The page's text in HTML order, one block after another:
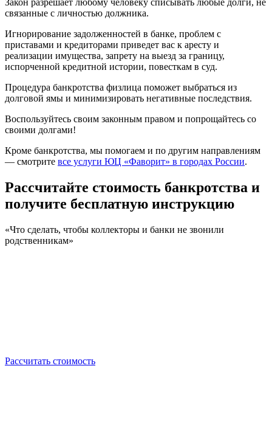
Закон разрешает любому человеку списывать любые долги, не
связанные с личностью должника.
Игнорирование задолженностей в банке, проблем с
приставами и кредиторами приведет вас к аресту и
реализации имущества, запрету на выезд за границу,
испорченной кредитной истории, повесткам в суд.
Процедура банкротства физлица поможет выбраться из
долговой ямы и минимизировать негативные последствия.
Воспользуйтесь своим законным правом и попрощайтесь со
своими долгами!
Кроме банкротства, мы помогаем и по другим направлениям
— смотрите все услуги ЮЦ «Фаворит» в городах России.
Рассчитайте стоимость банкротства и
получите бесплатную инструкцию
«Что сделать, чтобы коллекторы и банки не звонили
родственникам»
Рассчитать стоимость